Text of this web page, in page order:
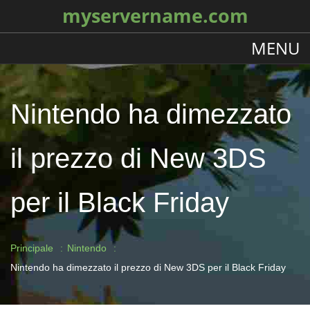
myservername.com
MENU
Nintendo ha dimezzato
il prezzo di New 3DS
per il Black Friday
Principale
Nintendo
Nintendo ha dimezzato il prezzo di New 3DS per il Black Friday